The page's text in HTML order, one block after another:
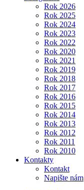
Rok 2026
Rok 2025
Rok 2024
Rok 2023
Rok 2022
Rok 2020
Rok 2021
Rok 2019
Rok 2018
Rok 2017
Rok 2016
Rok 2015
Rok 2014
Rok 2013
Rok 2012
Rok 2011
Rok 2010
Kontakty
Kontakt
Napište nám